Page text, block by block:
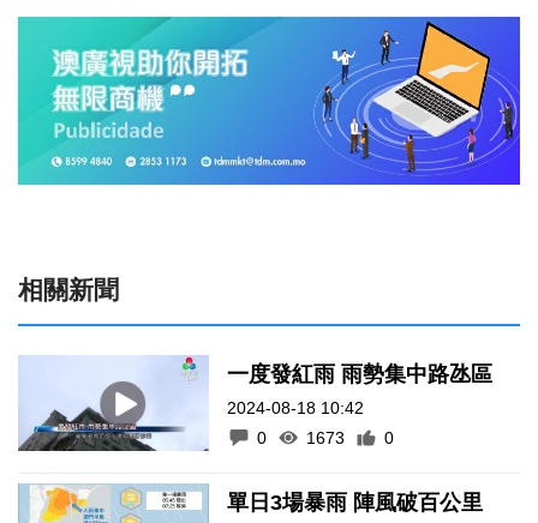
相關新聞
一度發紅雨 雨勢集中路氹區
2024-08-18 10:42
0
1673 0
單日3場暴雨 陣風破百公里